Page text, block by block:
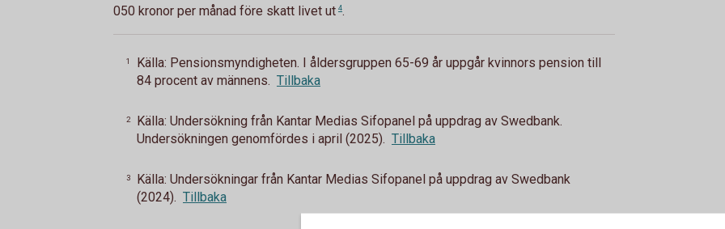
050 kronor per månad före skatt livet ut 4.
1
Källa: Pensionsmyndigheten. I åldersgruppen 65-69 år uppgår kvinnors pension till
84 procent av männens. Tillbaka
2
Källa: Undersökning från Kantar Medias Sifopanel på uppdrag av Swedbank.
Undersökningen genomfördes i april (2025). Tillbaka
3
Källa: Undersökningar från Kantar Medias Sifopanel på uppdrag av Swedbank
(2024). Tillbaka